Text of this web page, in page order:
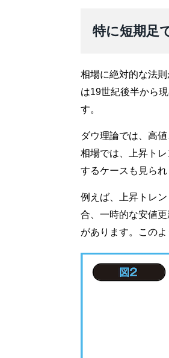
特に短期足
相場に絶対的な法
は19世紀後半から
す。
ダウ理論では、高
相場では、上昇ト
するケースも見ら
例えば、上昇トレ
合、一時的な安値
があります。この